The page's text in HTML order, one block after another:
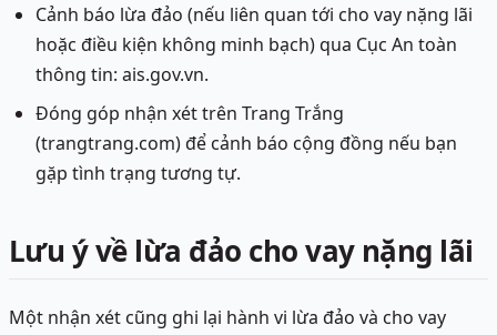
Cảnh báo lừa đảo (nếu liên quan tới cho vay nặng lãi
hoặc điều kiện không minh bạch) qua Cục An toàn
thông tin: ais.gov.vn.
Đóng góp nhận xét trên Trang Trắng
(trangtrang.com) để cảnh báo cộng đồng nếu bạn
gặp tình trạng tương tự.
Lưu ý về lừa đảo cho vay nặng lãi
Một nhận xét cũng ghi lại hành vi lừa đảo và cho vay